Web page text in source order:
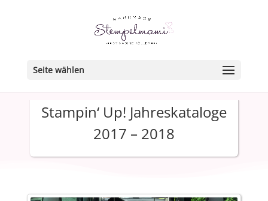
Seite wählen
Stampin‘ Up! Jahreskataloge
2017 – 2018